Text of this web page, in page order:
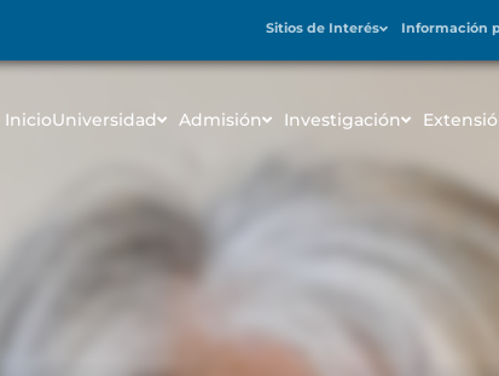
Sitios de Interés Información
InicioUniversidad Admisión Investigación